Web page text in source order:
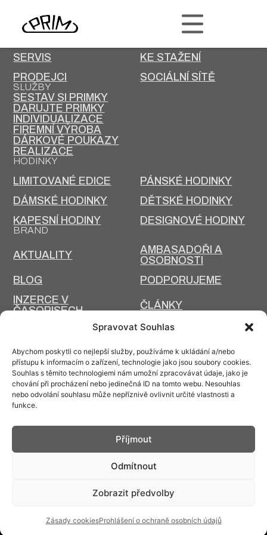
Spravovat Souhlas
Abychom poskytli co nejlepší služby, používáme k ukládání a/nebo
přístupu k informacím o zařízení, technologie jako jsou soubory cookies.
Souhlas s těmito technologiemi nám umožní zpracovávat údaje, jako je
chování při procházení nebo jedinečná ID na tomto webu. Nesouhlas
nebo odvolání souhlasu může nepříznivě ovlivnit určité vlastnosti a
funkce.
Příjmout
Odmítnout
Zobrazit předvolby
Zásady cookiesProhlášení o ochraně osobních údajů
PRIM
KARIÉRA
SERVIS
KE STAŽENÍ
PRODEJCI
SOCIÁLNÍ SÍTĚ
SLUŽBY
SESTAV SI PRIMKY
DARUJTE PRIMKY
INDIVIDUALIZACE
FIREMNÍ VÝROBA
DÁRKOVÉ POUKAZY
REALIZACE
HODINKY
LIMITOVANÉ EDICE
PÁNSKÉ HODINKY
DÁMSKÉ HODINKY
DĚTSKÉ HODINKY
KAPESNÍ HODINY
DESIGNOVÉ HODINY
BRAND
AKTUALITY
AMBASADOŘI A
OSOBNOSTI
BLOG
PODPORUJEME
INZERCE V
ČASOPISECH
ČLÁNKY
VÝROBNÍ
TECHNOLOGIE
DESIGN A VÝROBA
ÚDRŽBA
Kontakt: info@prim.cz
© PRIM2026